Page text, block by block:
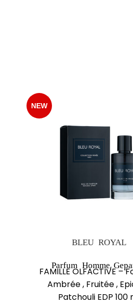
NEW
BLEU ROYAL
Parfum Homme,
FAMILLE OLFACTIVE –
Ambrée , Fruitée ,
Patchouli EDP 100